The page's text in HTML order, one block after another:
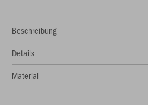
Beschreibung
Details
Material